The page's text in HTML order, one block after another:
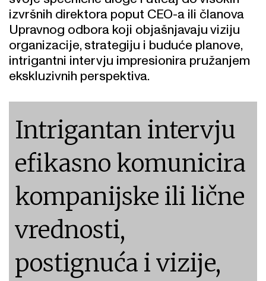
izvršnih direktora poput CEO-a ili članova
Upravnog odbora koji objašnjavaju viziju
organizacije, strategiju i buduće planove,
intrigantni intervju impresionira pružanjem
ekskluzivnih perspektiva.
Intrigantan intervju
efikasno komunicira
kompanijske ili lične
vrednosti,
postignuća i vizije,